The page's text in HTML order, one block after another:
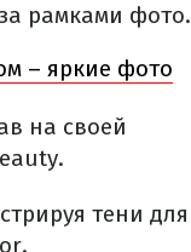
рамками фото.
– яркие фото
на своей
тени для